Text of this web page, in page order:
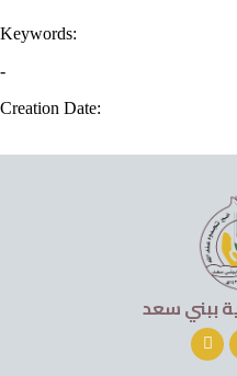
ببني سعد